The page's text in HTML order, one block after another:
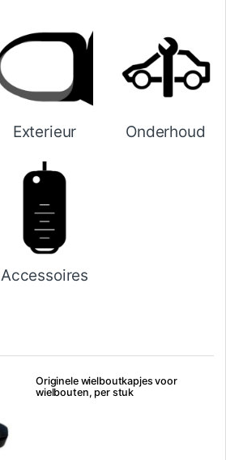
Exterieur Onderhoud
Accessoires
Originele wielboutkapjes voor
wielbouten, per stuk